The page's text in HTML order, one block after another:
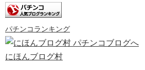
パチンコランキング
にほんブログ村